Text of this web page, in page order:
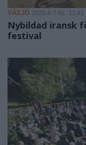
VÄXJÖ 2026-8-7 KL. 13:41
Nybildad iransk
festival